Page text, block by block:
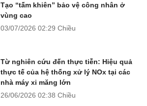
Tạo “tấm khiên” bảo vệ công nhân ở
vùng cao
03/07/2026 02:29 Chiều
Từ nghiên cứu đến thực tiễn: Hiệu quả
thực tế của hệ thống xử lý NOx tại các
nhà máy xi măng lớn
26/06/2026 02:38 Chiều